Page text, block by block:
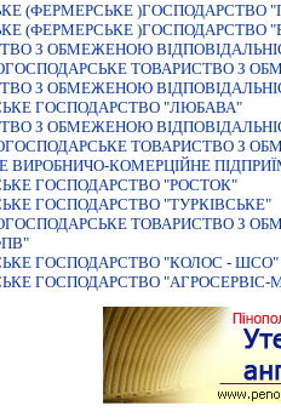
(ФЕРМЕРСЬКЕ )ГОСПОДАРСТВО
(ФЕРМЕРСЬКЕ )ГОСПОДАРСТВО
З ОБМЕЖЕНОЮ
ТОВАРИСТВО З
З ОБМЕЖЕНОЮ
ГОСПОДАРСТВО "ЛЮБАВА"
З ОБМЕЖЕНОЮ
ТОВАРИСТВО З
ВИРОБНИЧО-КОМЕРЦIЙНЕ
ГОСПОДАРСТВО "РОСТОК"
ГОСПОДАРСТВО "ТУРКІВСЬКЕ"
ТОВАРИСТВО З
ГОСПОДАРСТВО "КОЛОС - ШСО"
ГОСПОДАРСТВО "АГРОСЕРВIС-